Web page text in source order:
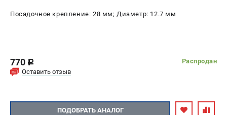
Посадочное крепление: 28 мм; Диаметр: 12.7 мм
770 c
Распродан
Оставить отзыв
ПОДОБРАТЬ АНАЛОГ